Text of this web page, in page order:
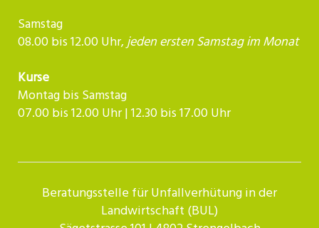
Samstag
08.00 bis 12.00 Uhr,jeden ersten Samstag im Monat
Kurse
Montag bis Samstag
07.00 bis 12.00 Uhr | 12.30 bis 17.00 Uhr​​​​​​
Beratungsstelle für Unfallverhütung in der
Landwirtschaft (BUL)